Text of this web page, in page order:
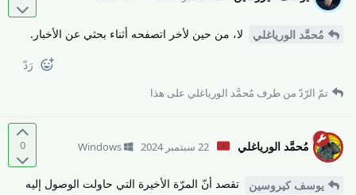
مُحمَّد الورياغلي لا، من حين لأخر اتصفحه أثناء بحثي عن الأخبار.
رَدّ
تمّ الرّدّ من طرف مُحمَّد الورياغلي على هذا
0 مُحمَّد الورياغلي 22 سبتمبر 2024 Windows
يوسف كيروسين
تقصد أنّ المرّة الأخيرة التي حاولت الوصول إليه